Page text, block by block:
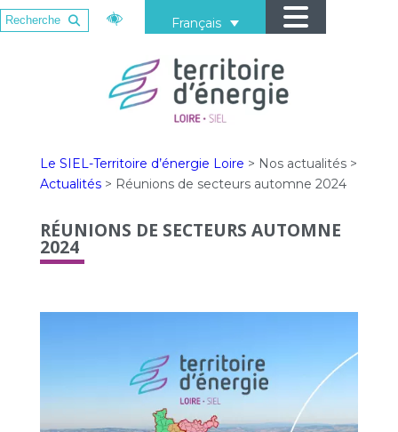
Français
Le SIEL-Territoire d’énergie Loire > Nos actualités>
Actualités > Réunions de secteurs automne 2024
RÉUNIONS DE SECTEURS AUTOMNE
2024